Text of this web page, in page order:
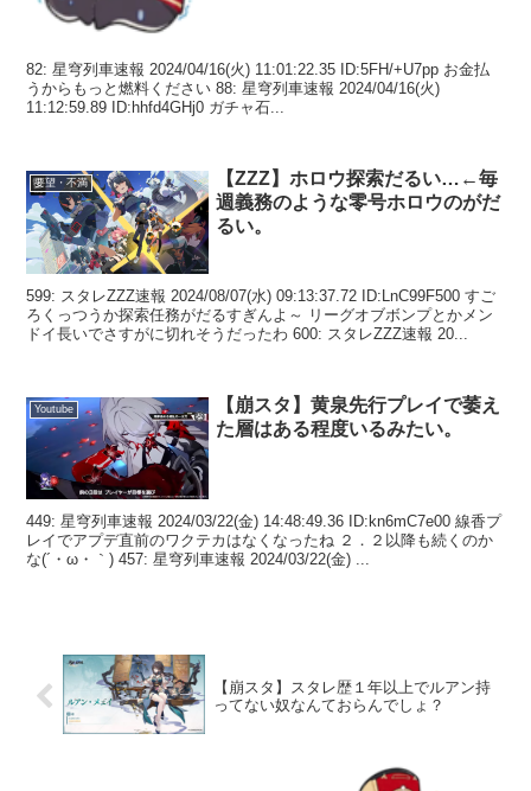
82: 星穹列車速報 2024/04/16(火) 11:01:22.35 ID:5FH/+U7pp お金払
うからもっと燃料ください 88: 星穹列車速報 2024/04/16(火)
11:12:59.89 ID:hhfd4GHj0 ガチャ石...
要望・不満
【ZZZ】ホロウ探索だるい…←毎
週義務のような零号ホロウのがだ
るい。
599: スタレZZZ速報 2024/08/07(水) 09:13:37.72 ID:LnC99F500 すご
ろくっつうか探索任務がだるすぎんよ～ リーグオブボンプとかメン
ドイ長いでさすがに切れそうだったわ 600: スタレZZZ速報 20...
Youtube
【崩スタ】黄泉先行プレイで萎え
た層はある程度いるみたい。
449: 星穹列車速報 2024/03/22(金) 14:48:49.36 ID:kn6mC7e00 線香プ
レイでアプデ直前のワクテカはなくなったね ２．２以降も続くのか
な(´・ω・｀) 457: 星穹列車速報 2024/03/22(金) ...
【崩スタ】スタレ歴１年以上でルアン持
ってない奴なんておらんでしょ？